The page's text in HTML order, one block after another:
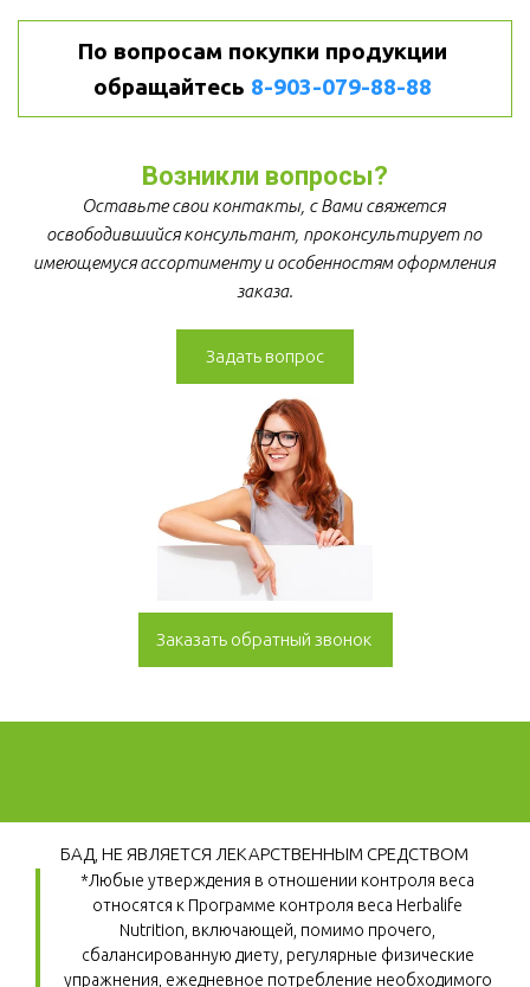
По вопросам покупки продукции
обращайтесь 8-903-079-88-88
Возникли вопросы?
Оставьте свои контакты, с Вами свяжется
освободившийся консультант, проконсультирует по
имеющемуся ассортименту и особенностям оформления
заказа.
Задать вопрос
Заказать обратный звонок
БАД, НЕ ЯВЛЯЕТСЯ ЛЕКАРСТВЕННЫМ СРЕДСТВОМ
*Любые утверждения в отношении контроля веса
относятся к Программе контроля веса Herbalife
Nutrition, включающей, помимо прочего,
сбалансированную диету, регулярные физические
упражнения, ежедневное потребление необходимого